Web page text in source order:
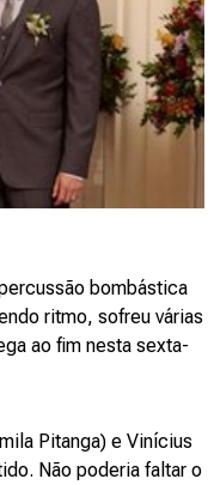
bombástica
ritmo, sofreu várias
ao fim nesta sexta-
Pitanga) e Vinícius
Não poderia faltar o